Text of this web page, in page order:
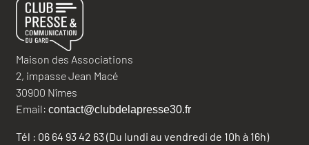
Maison des Associations
2, impasse Jean Macé
30900 Nîmes
Email: contact@clubdelapresse30.fr
Tél : 06 64 93 42 63 (Du lundi au vendredi de 10h à 16h)